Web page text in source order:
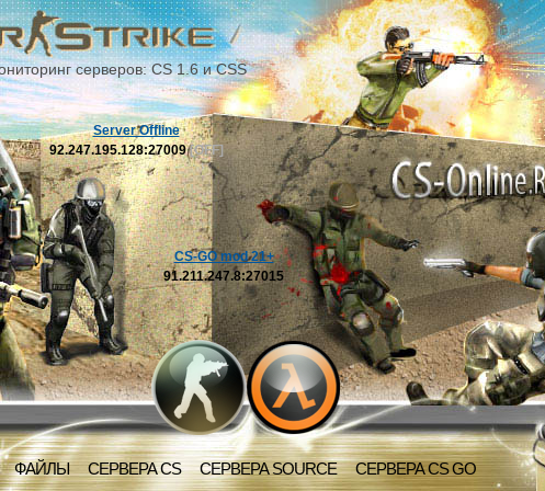
серверов: CS 1.6 и CSS
ФАЙЛЫ СЕРВЕРА CS СЕРВЕРА SOURCE СЕРВЕРА CS GO
Server Offline
92.247.195.128:27009[OFF]
CS-GO mod 21+
91.211.247.8:27015